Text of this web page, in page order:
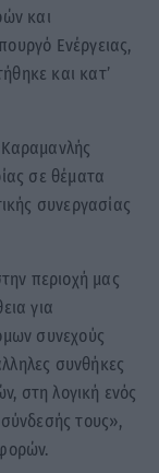
και
Ενέργειας,
και κατ’
σε θέματα
συνεργασίας
περιοχή μας
για
συνεχούς
συνθήκες
στη λογική ενός
τους»,